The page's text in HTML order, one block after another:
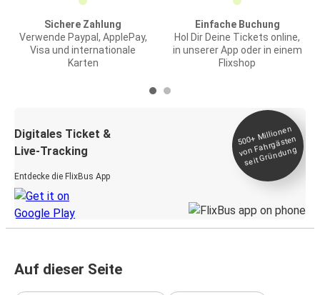
Sichere Zahlung
Verwende Paypal, ApplePay,
Visa und internationale
Karten
Einfache Buchung
Hol Dir Deine Tickets online,
in unserer App oder in einem
Flixshop
Digitales Ticket &
Live-Tracking
Entdecke die FlixBus App
500+
Millionen
von Fahrgästen
seit
Gründung
Auf dieser Seite